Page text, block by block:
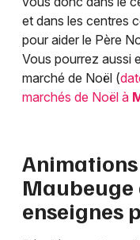
et dans les centres
pour aider le Père
Vous pourrez aussi
marché de Noël (
marchés de Noël à
Maubeuge
enseignes